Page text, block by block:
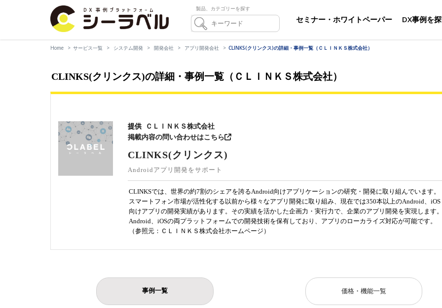
製品、カテゴリーを探す
セミナー・ホワイトペーパー DX事例を
Home サービス一覧 システム開発 開発会社 アプリ開発会社 CLINKS(クリンクス)の詳細・事例一覧（ＣＬＩＮＫＳ株式会社）
CLINKS(クリンクス)の詳細・事例一覧（ＣＬＩＮＫＳ株式会社）
提供
ＣＬＩＮＫＳ株式会社
掲載内容の問い合わせはこちら
CLINKS(クリンクス)
Androidアプリ開発をサポート
CLINKSでは、世界の約7割のシェアを誇るAndroid向けアプリケーションの研究・開発に取り組んでいます。
スマートフォン市場が活性化する以前から様々なアプリ開発に取り組み、現在では350本以上のAndroid、iOS
向けアプリの開発実績があります。その実績を活かした企画力・実行力で、企業のアプリ開発を実現します。
Android、iOSの両プラットフォームでの開発技術を保有しており、アプリのローカライズ対応が可能です。
（参照元：ＣＬＩＮＫＳ株式会社ホームページ）
事例一覧 価格・機能一覧